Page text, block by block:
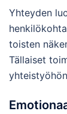
Yhteyden
toisten
Tällaiset